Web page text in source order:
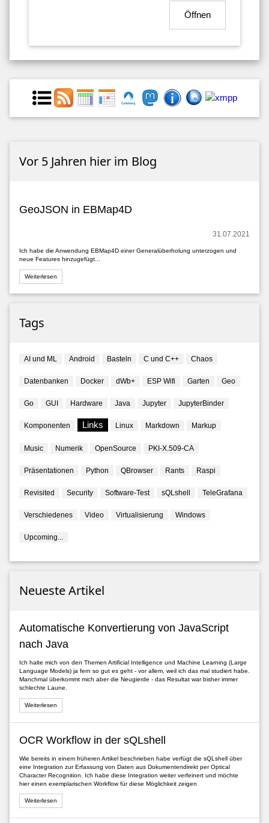
Öffnen
Vor 5 Jahren hier im Blog
GeoJSON in EBMap4D
31.07.2021
Ich habe die Anwendung EBMap4D einer Generalüberholung unterzogen und
neue Features hinzugefügt...
Weiterlesen
Tags
AI und ML Android Basteln C und C++ Chaos
Datenbanken Docker dWb+ ESP Wifi Garten Geo
Go GUI Hardware Java Jupyter JupyterBinder
Komponenten Links Linux Markdown Markup
Music Numerik OpenSource PKI-X.509-CA
Präsentationen Python QBrowser Rants Raspi
Revisited Security Software-Test sQLshell TeleGrafana
Verschiedenes Video Virtualisierung Windows
Upcoming...
Neueste Artikel
Automatische Konvertierung von JavaScript
nach Java
Ich halte mich von den Themen Artificial Intelligence und Machine Learning (Large
Language Models) ja fern so gut es geht - vor allem, weil ich das mal studiert habe.
Manchmal überkommt mich aber die Neugierde - das Resultat war bisher immer
schlechte Laune.
Weiterlesen
OCR Workflow in der sQLshell
Wie bereits in einem früheren Artikel beschrieben habe verfügt die sQLshell über
eine Integration zur Erfassung von Daten aus Dokumentendirekt per Optical
Character Recognition. Ich habe diese Integration weiter verfeinert und möchte
hier einen exemplarischen Workflow für diese Möglichkeit zeigen
Weiterlesen